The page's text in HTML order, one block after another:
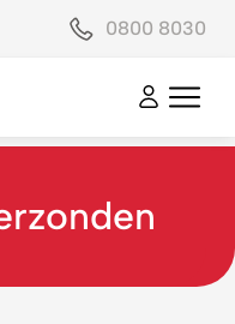
0800 8030